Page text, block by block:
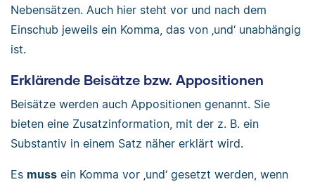
Nebensätzen. Auch hier steht vor und nach dem
Einschub jeweils ein Komma, das von ‚und‘ unabhängig
ist.
Erklärende Beisätze bzw. Appositionen
Beisätze werden auch Appositionen genannt. Sie
bieten eine Zusatzinformation, mit der z. B. ein
Substantiv in einem Satz näher erklärt wird.
Es muss ein Komma vor ‚und‘ gesetzt werden, wenn